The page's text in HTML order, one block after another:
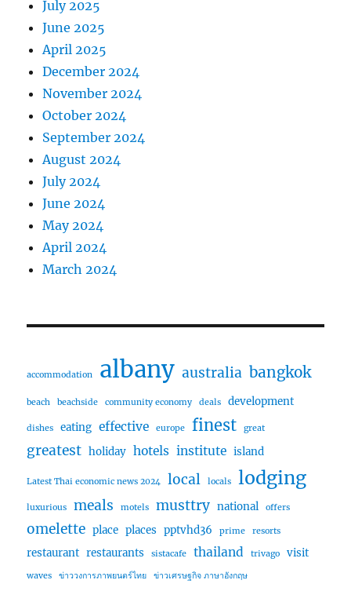
July 2025
June 2025
April 2025
December 2024
November 2024
October 2024
September 2024
August 2024
July 2024
June 2024
May 2024
April 2024
March 2024
accommodation albany australia bangkok
beach beachside community economy deals development
dishes eating effective europe finest great
greatest holiday hotels institute island
Latest Thai economic news 2024 local locals lodging
luxurious meals motels musttry national offers
omelette place places pptvhd36 prime resorts
restaurant restaurants sistacafe thailand trivago visit
waves ข่าววงการภาพยนตร์ไทย ข่าวเศรษฐกิจ ภาษาอังกฤษ